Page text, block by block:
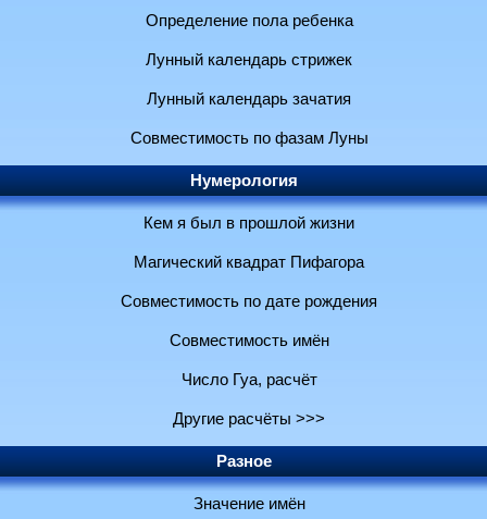
Определение пола ребенка
Лунный календарь стрижек
Лунный календарь зачатия
Совместимость по фазам Луны
Нумерология
Кем я был в прошлой жизни
Магический квадрат Пифагора
Совместимость по дате рождения
Совместимость имён
Число Гуа, расчёт
Другие расчёты >>>
Разное
Значение имён